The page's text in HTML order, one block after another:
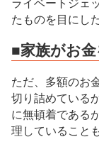
たものを目にし
■家族がお
ただ、多額のお
切り詰めている
に無頓着である
理していること